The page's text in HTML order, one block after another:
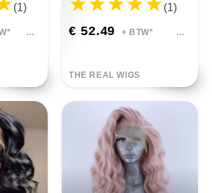
(1) (1)
€ 52.49 + BTW*
THE REAL WIGS